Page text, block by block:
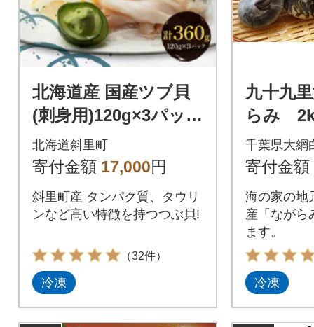
北海道産 国産ツブ貝
(刺身用)120g×3パック
現地加工 急速冷凍
北海道斜里町
寄付金額 17,000円
斜里町産 タンパク質、タウリ
ンなど高い特徴を持つつぶ貝!
（32件）
冷凍
九十九
らみ
千葉県大網
寄付金額
海の家の地
産「ながら
ます。
冷凍